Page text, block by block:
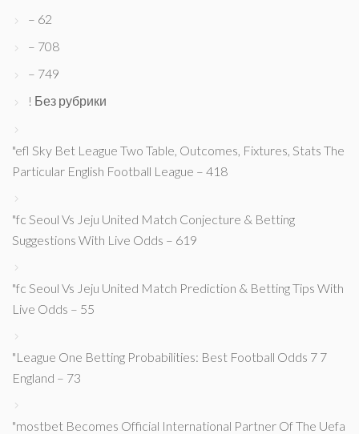
– 62
– 708
– 749
! Без рубрики
"efl Sky Bet League Two Table, Outcomes, Fixtures, Stats The
Particular English Football League – 418
"fc Seoul Vs Jeju United Match Conjecture & Betting
Suggestions With Live Odds – 619
"fc Seoul Vs Jeju United Match Prediction & Betting Tips With
Live Odds – 55
"League One Betting Probabilities: Best Football Odds 7 7
England – 73
"mostbet Becomes Official International Partner Of The Uefa